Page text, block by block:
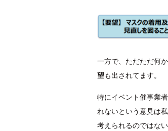
一方で、ただただ何
望も出されてます。
特にイベント催事業
れないという意見は
考えられるのではない